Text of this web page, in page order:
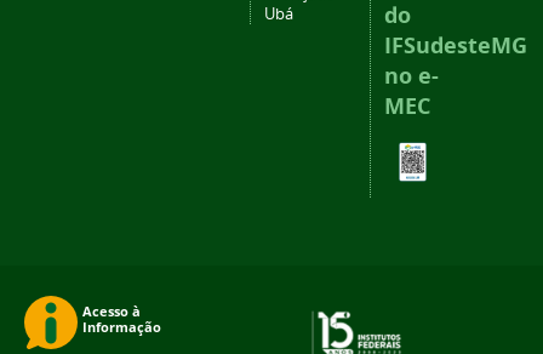
Ubá
do
IFSudesteMG
no e-
MEC